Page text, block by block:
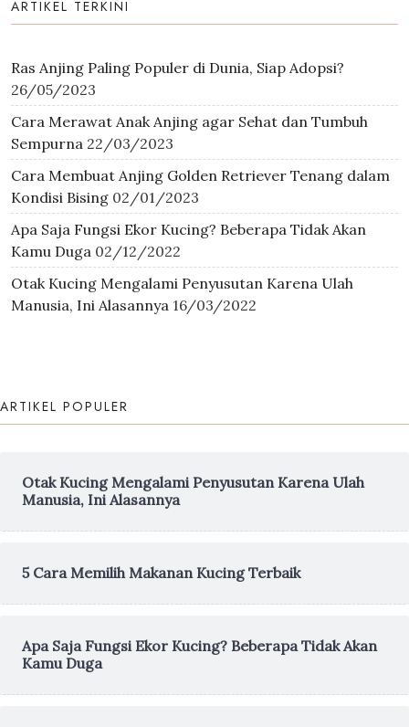
ARTIKEL TERKINI
Ras Anjing Paling Populer di Dunia, Siap Adopsi?
26/05/2023
Cara Merawat Anak Anjing agar Sehat dan Tumbuh
Sempurna 22/03/2023
Cara Membuat Anjing Golden Retriever Tenang dalam
Kondisi Bising 02/01/2023
Apa Saja Fungsi Ekor Kucing? Beberapa Tidak Akan
Kamu Duga 02/12/2022
Otak Kucing Mengalami Penyusutan Karena Ulah
Manusia, Ini Alasannya 16/03/2022
ARTIKEL POPULER
Otak Kucing Mengalami Penyusutan Karena Ulah
Manusia, Ini Alasannya
5 Cara Memilih Makanan Kucing Terbaik
Apa Saja Fungsi Ekor Kucing? Beberapa Tidak Akan
Kamu Duga